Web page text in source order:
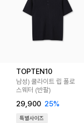
TOPTEN10
남성) 쿨라이트 립 폴로
스웨터 (반팔)
29,900 25%
특별사이즈